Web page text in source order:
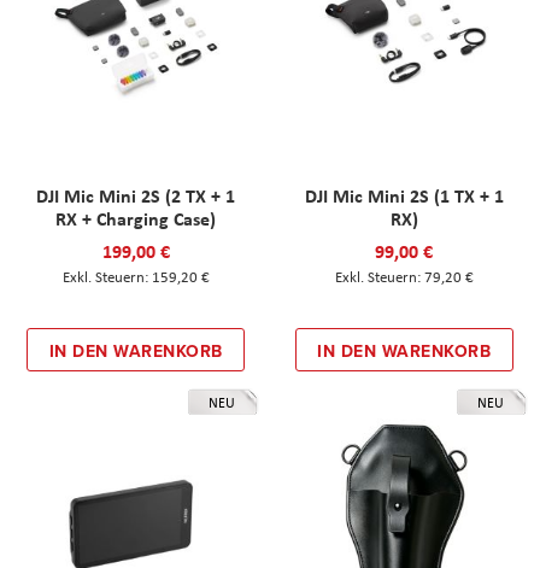
DJI Mic Mini 2S (2 TX + 1
RX + Charging Case)
199,00 €
159,20 €
IN DEN WARENKORB
DJI Mic Mini 2S (1 TX + 1
RX)
99,00 €
79,20 €
IN DEN WARENKORB
NEU NEU